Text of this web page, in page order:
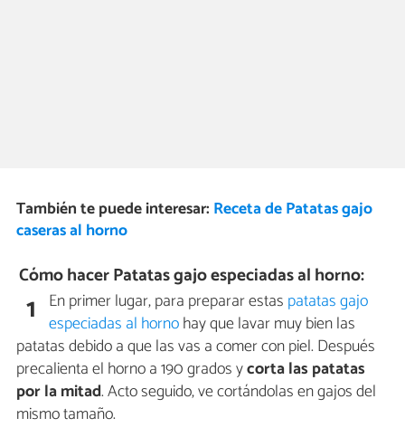
También te puede interesar: Receta de Patatas gajo
caseras al horno
Cómo hacer Patatas gajo especiadas al horno:
1 En primer lugar, para preparar estas patatas gajo
especiadas al hornohay que lavar muy bien las
patatas debido a que las vas a comer con piel. Después
precalienta el horno a 190 grados ycorta las patatas
por la mitad. Acto seguido, ve cortándolas en gajos del
mismo tamaño.